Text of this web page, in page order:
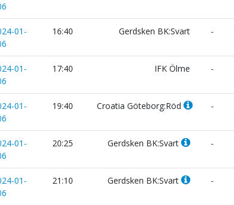
01-
16:40 Gerdsken BK:Svart -
01-
17:40 IFK Ölme -
01-
19:40 Croatia Göteborg:Röd -
01-
20:25 Gerdsken BK:Svart -
01-
21:10 Gerdsken BK:Svart -